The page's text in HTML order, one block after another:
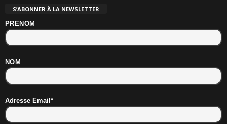
S’ABONNER À LA NEWSLETTER
PRENOM
NOM
Adresse Email*